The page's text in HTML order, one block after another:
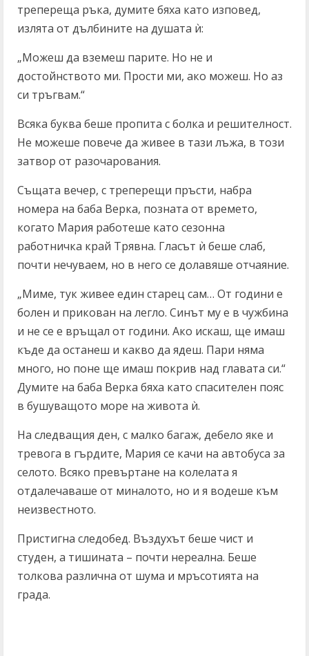
трепереща ръка, думите бяха като изповед,
излята от дълбините на душата ѝ:
„Можеш да вземеш парите. Но не и
достойнството ми. Прости ми, ако можеш. Но аз
си тръгвам.“
Всяка буква беше пропита с болка и решителност.
Не можеше повече да живее в тази лъжа, в този
затвор от разочарования.
Същата вечер, с треперещи пръсти, набра
номера на баба Верка, позната от времето,
когато Мария работеше като сезонна
работничка край Трявна. Гласът ѝ беше слаб,
почти нечуваем, но в него се долавяше отчаяние.
„Миме, тук живее един старец сам… От години е
болен и прикован на легло. Синът му е в чужбина
и не се е връщал от години. Ако искаш, ще имаш
къде да останеш и какво да ядеш. Пари няма
много, но поне ще имаш покрив над главата си.“
Думите на баба Верка бяха като спасителен пояс
в бушуващото море на живота ѝ.
На следващия ден, с малко багаж, дебело яке и
тревога в гърдите, Мария се качи на автобуса за
селото. Всяко превъртане на колелата я
отдалечаваше от миналото, но и я водеше към
неизвестното.
Пристигна следобед. Въздухът беше чист и
студен, а тишината – почти нереална. Беше
толкова различна от шума и мръсотията на
града.